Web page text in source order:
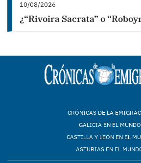
10/08/2026
¿“Rivoira Sacrata” o
CRÓNICAS DE LA
GALICIA EN EL MUNDO
CASTILLA Y LEÓN EN EL
ASTURIAS EN EL